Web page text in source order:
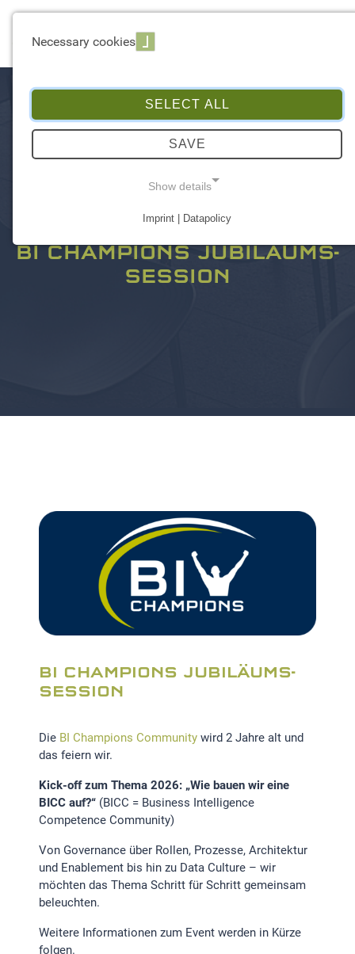
BI CHAMPIONS JUBILÄUMS-
SESSION
BI CHAMPIONS JUBILÄUMS-
SESSION
Die BI Champions Communitywird 2 Jahre alt und
das feiern wir.
Kick-off zum Thema 2026: „Wie bauen wir eine
BICC auf?“ (BICC = Business Intelligence
Competence Community)
Von Governance über Rollen, Prozesse, Architektur
und Enablement bis hin zu Data Culture – wir
möchten das Thema Schritt für Schritt gemeinsam
beleuchten.
Weitere Informationen zum Event werden in Kürze
folgen.
Necessary cookies
SELECT ALL
SAVE
Show details
Imprint | Datapolicy